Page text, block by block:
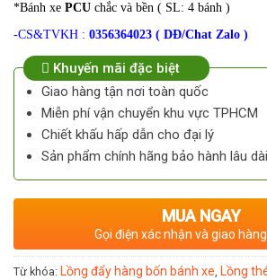
*Bánh xe PCU chắc và bền ( SL: 4 bánh )
-CS&TVKH : 0356364023 ( DĐ/Chat Zalo )
Khuyến mãi đặc biệt
Giao hàng tận nơi toàn quốc
Miễn phí vận chuyển khu vực TPHCM
Chiết khấu hấp dẫn cho đại lý
Sản phẩm chính hãng bảo hành lâu dài
MUA NGAY
Gọi điện xác nhận và giao
Từ khóa: Lồng đẩy hàng bốn bánh xe, Lồng